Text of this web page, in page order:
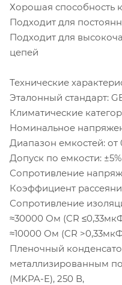
Хорошая способность
Подходит для
Подходит для
цепей
Технические
Эталонный стандарт:
Климатические
Номинальное
Диапазон емкостей:
Допуск по емкости: ±5%
Сопротивление
Коэффициент
Сопротивление
≈30000 Ом (CR
≈10000 Ом (CR
Пленочный
металлизированным
(MKPA-E), 250 В,